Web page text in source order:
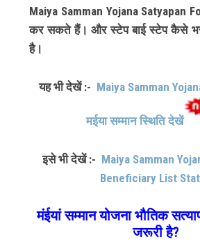
Maiya Samman Yojana Satyapan
कर सकते हैं। और स्टेप बाई स्टेप कैसे
है।
यह भी देखें :- Maiya Samman
मईया सम्मान स्थिति देखें
इसे भी देखें :- Maiya Samman
Beneficiary List
मंईयां सम्मान योजना भौतिक
जरूरी है?